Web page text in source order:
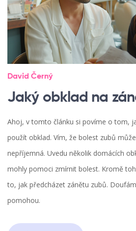
David Černý
Jaký obklad na
Ahoj, v tomto článku si povíme o tom,
použít obklad. Vím, že bolest zubů
nepříjemná. Uvedu několik domácích
mohly pomoci zmírnit bolest. Kromě
to, jak předcházet zánětu zubů.
pomohou.